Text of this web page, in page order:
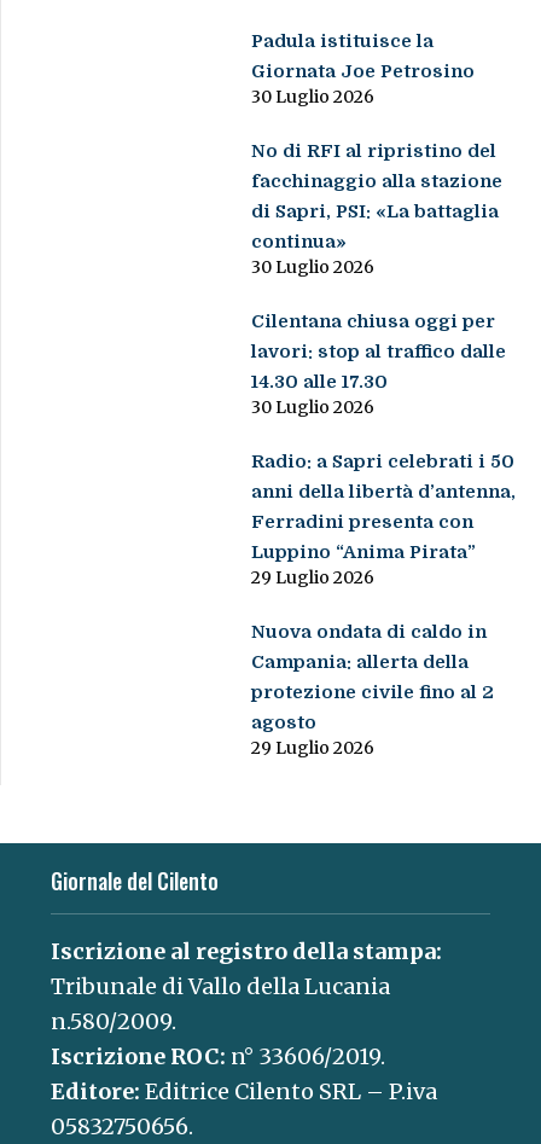
Padula istituisce la
Giornata Joe Petrosino
30 Luglio 2026
No di RFI al ripristino del
facchinaggio alla stazione
di Sapri, PSI: «La battaglia
continua»
30 Luglio 2026
Cilentana chiusa oggi per
lavori: stop al traffico dalle
14.30 alle 17.30
30 Luglio 2026
Radio: a Sapri celebrati i 50
anni della libertà d’antenna,
Ferradini presenta con
Luppino “Anima Pirata”
29 Luglio 2026
Nuova ondata di caldo in
Campania: allerta della
protezione civile fino al 2
agosto
29 Luglio 2026
Giornale del Cilento
Iscrizione al registro della stampa:
Tribunale di Vallo della Lucania
n.580/2009.
Iscrizione ROC: n° 33606/2019.
Editore: Editrice Cilento SRL – P.iva
05832750656.